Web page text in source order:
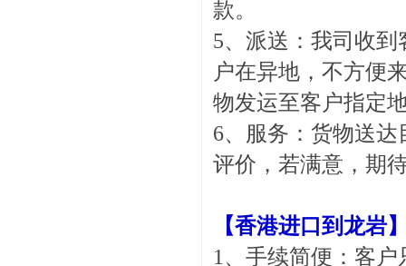
款。
5、派送：我司收
户在异地，不方便
物发运至客户指定
6、服务：货物送
评价，若满意，期
【香港进口到龙岩
1、手续简便：客